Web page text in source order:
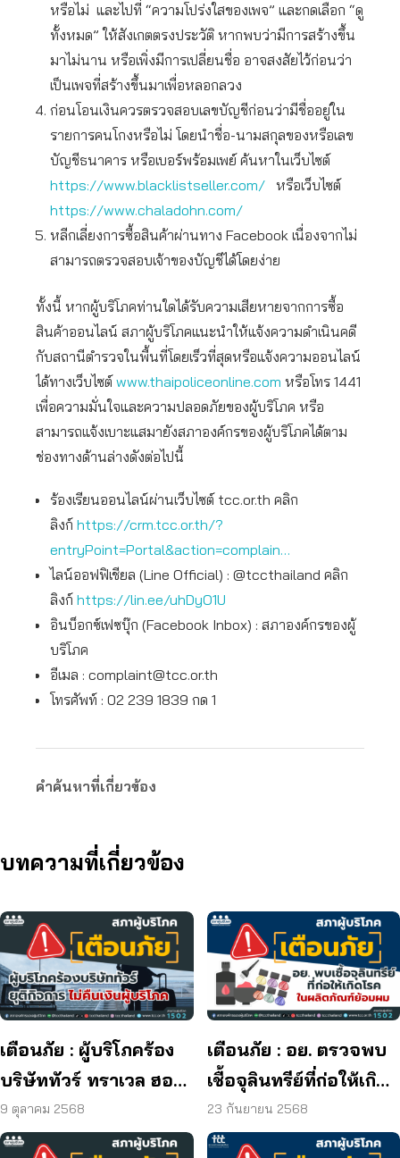
หรือไม่ และไปที่ “ความโปร่งใสของเพจ” และกดเลือก “ดู
ทั้งหมด” ให้สังเกตตรงประวัติ หากพบว่ามีการสร้างขึ้น
มาไม่นาน หรือเพิ่งมีการเปลี่ยนชื่อ อาจสงสัยไว้ก่อนว่า
เป็นเพจที่สร้างขึ้นมาเพื่อหลอกลวง
ก่อนโอนเงินควรตรวจสอบเลขบัญชีก่อนว่ามีชื่ออยู่ใน
รายการคนโกงหรือไม่ โดยนำชื่อ-นามสกุลของหรือเลข
บัญชีธนาคาร หรือเบอร์พร้อมเพย์ ค้นหาในเว็บไซต์
https://www.blacklistseller.com/ หรือเว็บไซต์
https://www.chaladohn.com/
หลีกเลี่ยงการซื้อสินค้าผ่านทาง Facebook เนื่องจากไม่
สามารถตรวจสอบเจ้าของบัญชีได้โดยง่าย
ทั้งนี้ หากผู้บริโภคท่านใดได้รับความเสียหายจากการซื้อ
สินค้าออนไลน์ สภาผู้บริโภคแนะนำให้แจ้งความดำเนินคดี
กับสถานีตำรวจในพื้นที่โดยเร็วที่สุดหรือแจ้งความออนไลน์
ได้ทางเว็บไซต์ www.thaipoliceonline.com หรือโทร 1441
เพื่อความมั่นใจและความปลอดภัยของผู้บริโภค หรือ
สามารถแจ้งเบาะแสมายังสภาองค์กรของผู้บริโภคได้ตาม
ช่องทางด้านล่างดังต่อไปนี้
ร้องเรียนออนไลน์ผ่านเว็บไซต์ tcc.or.th คลิก
ลิงก์ https://crm.tcc.or.th/?
entryPoint=Portal&action=complain…
ไลน์ออฟฟิเชียล (Line Official) : @tccthailand คลิก
ลิงก์ https://lin.ee/uhDyO1U
อินบ็อกซ์เฟซบุ๊ก (Facebook Inbox) : สภาองค์กรของผู้
บริโภค
อีเมล : complaint@tcc.or.th
โทรศัพท์ : 02 239 1839 กด 1
คำค้นหาที่เกี่ยวข้อง
บทความที่เกี่ยวข้อง
เตือนภัย : ผู้บริโภคร้อง
บริษัททัวร์ ทราเวล ฮอลิ
เดย์ ยุติกิจการ ไม่คืนเงิน
ผู้บริโภค
9 ตุลาคม 2568
เตือนภัย : อย. ตรวจพบ
เชื้อจุลินทรีย์ที่ก่อให้เกิด
โรค และพบแบคทีเรีย
ยีสต์ และรา เกิน
23 กันยายน 2568